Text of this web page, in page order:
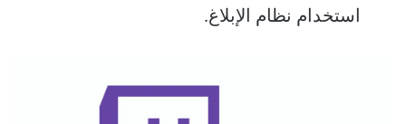
استخدام نظام الإبلاغ.